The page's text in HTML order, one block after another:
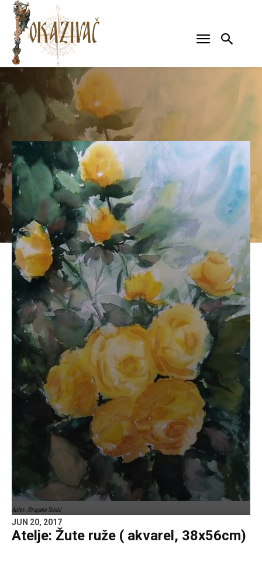
Autor: Dragana Simić
JUN 20, 2017
Atelje: Žute ruže ( akvarel, 38x56cm)